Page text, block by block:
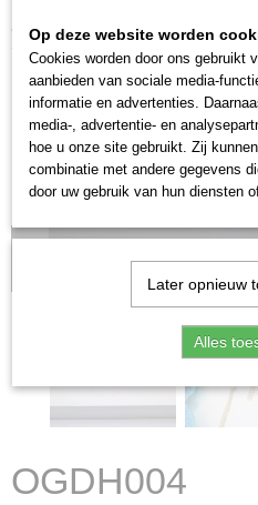
Home > Oorbel> Goud >
OGDH004
Op deze website worden
Cookies worden door ons gebruikt
aanbieden van sociale media-
informatie en advertenties.
media-, advertentie- en
hoe u onze site gebruikt. Zij
combinatie met andere gegevens
door uw gebruik van hun diensten
Later opnieuw
Alles